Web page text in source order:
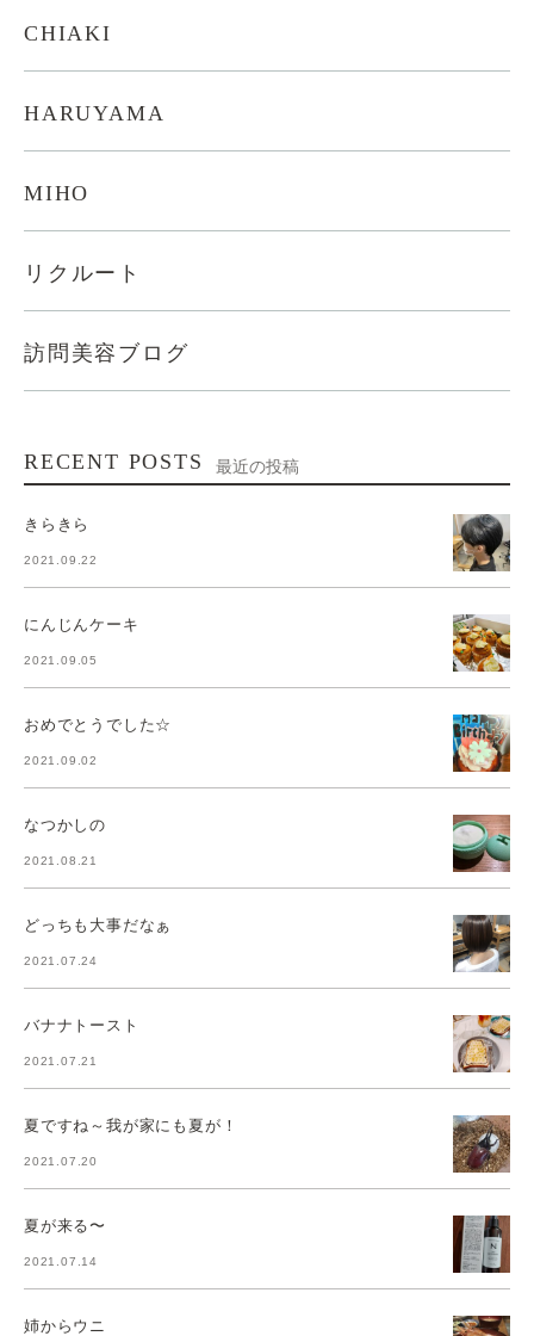
CHIAKI
HARUYAMA
MIHO
リクルート
訪問美容ブログ
RECENT POSTS 最近の投稿
きらきら
2021.09.22
にんじんケーキ
2021.09.05
おめでとうでした☆
2021.09.02
なつかしの
2021.08.21
どっちも大事だなぁ
2021.07.24
バナナトースト
2021.07.21
夏ですね～我が家にも夏が！
2021.07.20
夏が来る〜
2021.07.14
姉からウニ